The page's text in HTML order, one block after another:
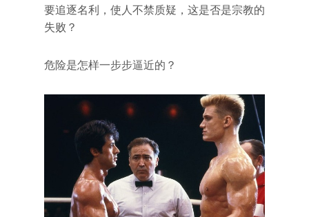
要追逐名利，使人不禁质疑，这是否是宗教的
失败？
危险是怎样一步步逼近的？